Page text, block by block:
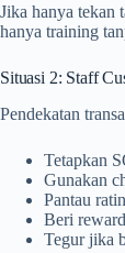
Jika hanya tekan
hanya training
Situasi 2: Staff
Pendekatan
Tetapkan
Gunakan
Pantau
Beri
Tegur jika